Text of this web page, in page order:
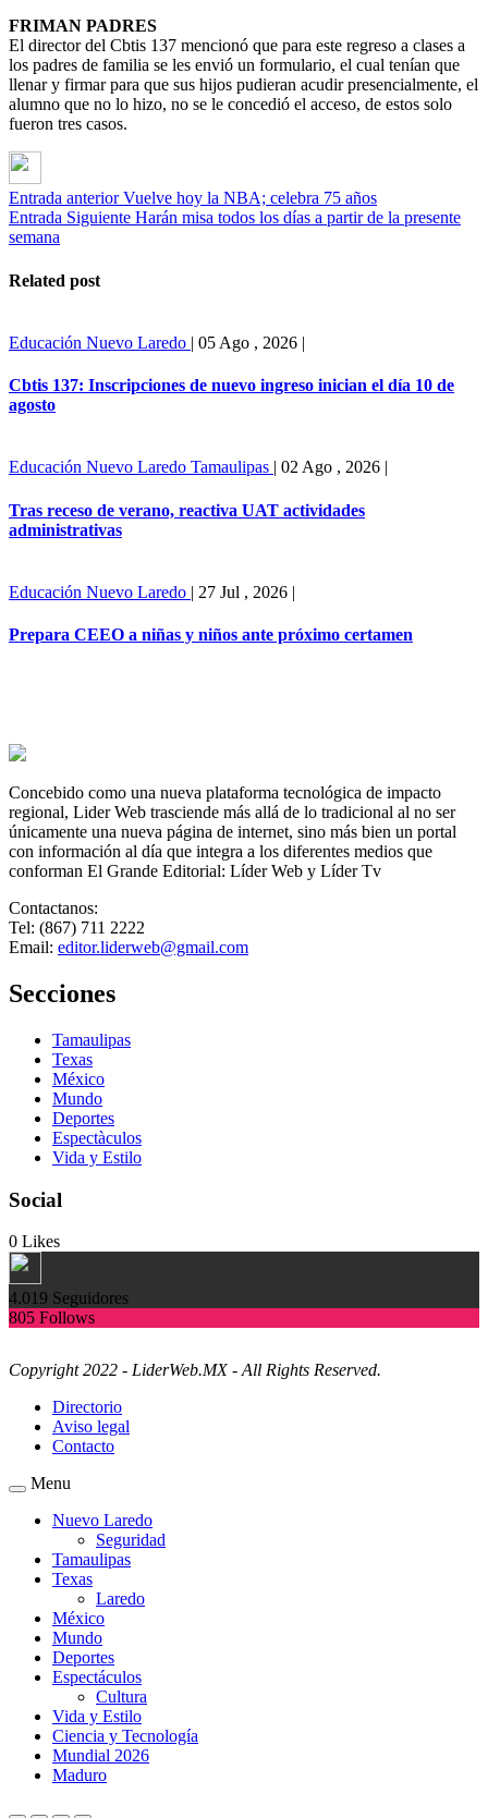
FRIMAN PADRES
El director del Cbtis 137 mencionó que para este regreso a clases a
los padres de familia se les envió un formulario, el cual tenían que
llenar y firmar para que sus hijos pudieran acudir presencialmente, el
alumno que no lo hizo, no se le concedió el acceso, de estos solo
fueron tres casos.
Entrada anterior Vuelve hoy la NBA; celebra 75 años
Entrada Siguiente Harán misa todos los días a partir de la presente
semana
Related post
Educación Nuevo Laredo | 05 Ago , 2026 |
Cbtis 137: Inscripciones de nuevo ingreso inician el día 10 de
agosto
Educación Nuevo Laredo Tamaulipas | 02 Ago , 2026 |
Tras receso de verano, reactiva UAT actividades
administrativas
Educación Nuevo Laredo | 27 Jul , 2026 |
Prepara CEEO a niñas y niños ante próximo certamen
Concebido como una nueva plataforma tecnológica de impacto
regional, Lider Web trasciende más allá de lo tradicional al no ser
únicamente una nueva página de internet, sino más bien un portal
con información al día que integra a los diferentes medios que
conforman El Grande Editorial: Líder Web y Líder Tv
Contactanos:
Tel: (867) 711 2222
Email: editor.liderweb@gmail.com
Secciones
Tamaulipas
Texas
México
Mundo
Deportes
Espectàculos
Vida y Estilo
Social
0 Likes
4.019 Seguidores
805 Follows
Copyright 2022 - LiderWeb.MX - All Rights Reserved.
Directorio
Aviso legal
Contacto
Menu
Nuevo Laredo
Seguridad
Tamaulipas
Texas
Laredo
México
Mundo
Deportes
Espectáculos
Cultura
Vida y Estilo
Ciencia y Tecnología
Mundial 2026
Maduro